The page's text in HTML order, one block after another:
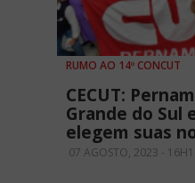
RUMO AO 14º CONCUT
CECUT:
Grande do Sul
elegem suas
07 AGOSTO, 2023 -